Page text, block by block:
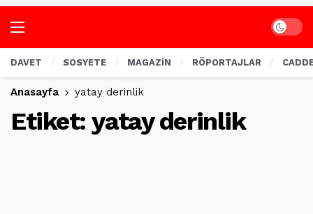
Dark
DAVET SOSYETE MAGAZİN RÖPORTAJLAR
Anasayfa yatay derinlik
Etiket:yatay derinlik